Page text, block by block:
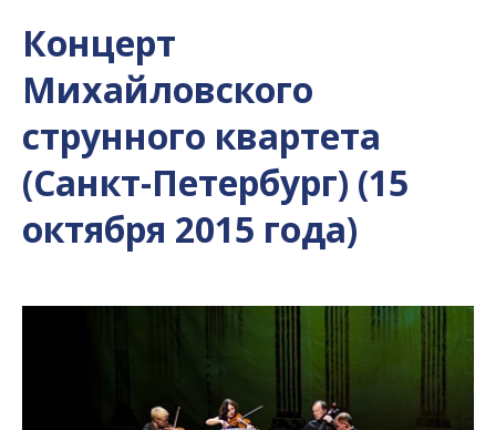
Концерт
Михайловского
струнного квартета
(Санкт-Петербург) (15
октября 2015 года)